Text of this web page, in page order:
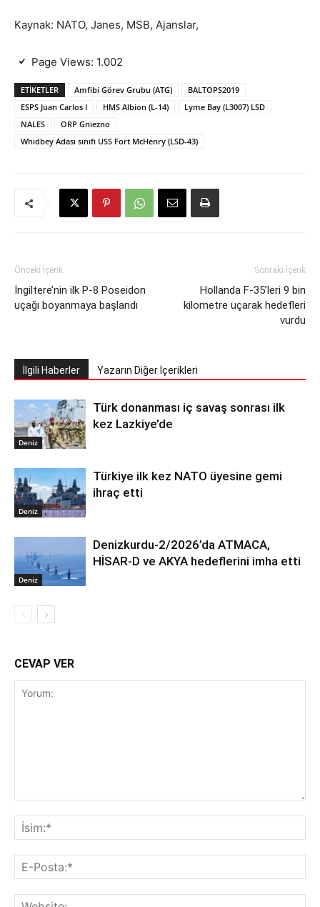
Kaynak: NATO, Janes, MSB, Ajanslar,
Page Views: 1.002
ETIKETLER Amfibi Görev Grubu (ATG)
BALTOPS2019
ESPS Juan Carlos I
HMS Albion (L-14)
Lyme Bay (L3007) LSD
NALES
ORP Gniezno
Whidbey Adası sınıfı USS Fort McHenry (LSD-43)
Önceki İçerik
İngiltere’nin ilk P-8 Poseidon
uçağı boyanmaya başlandı
Sonraki İçerik
Hollanda F-35’leri 9 bin
kilometre uçarak hedefleri
vurdu
İlgili Haberler Yazarın Diğer İçerikleri
Deniz
Türk donanması iç savaş sonrası ilk
kez Lazkiye’de
Deniz
Türkiye ilk kez NATO üyesine gemi
ihraç etti
Deniz
Denizkurdu-2/2026’da ATMACA,
HİSAR-D ve AKYA hedeflerini imha etti
CEVAP VER